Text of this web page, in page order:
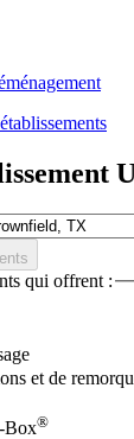
qui offrent :
et de
Box®